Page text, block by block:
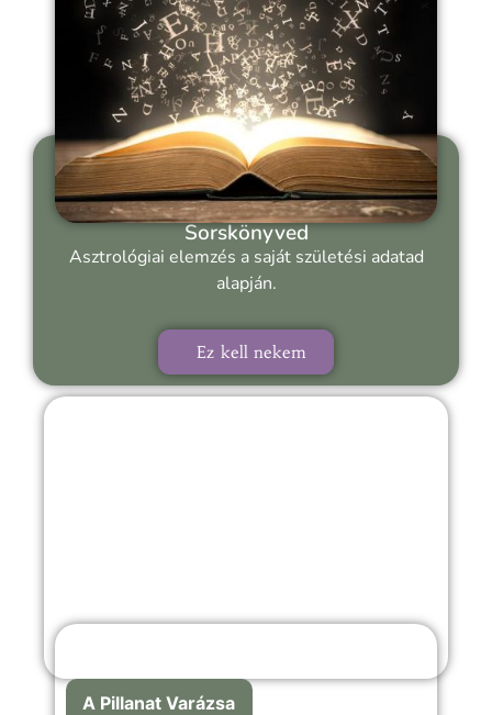
Sorskönyved
Asztrológiai elemzés a saját születési adatad
alapján.
Ez kell nekem
A Pillanat Varázsa